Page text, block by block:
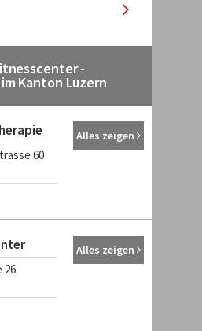
-
Kanton Luzern
60
Alles zeigen
26
Alles zeigen